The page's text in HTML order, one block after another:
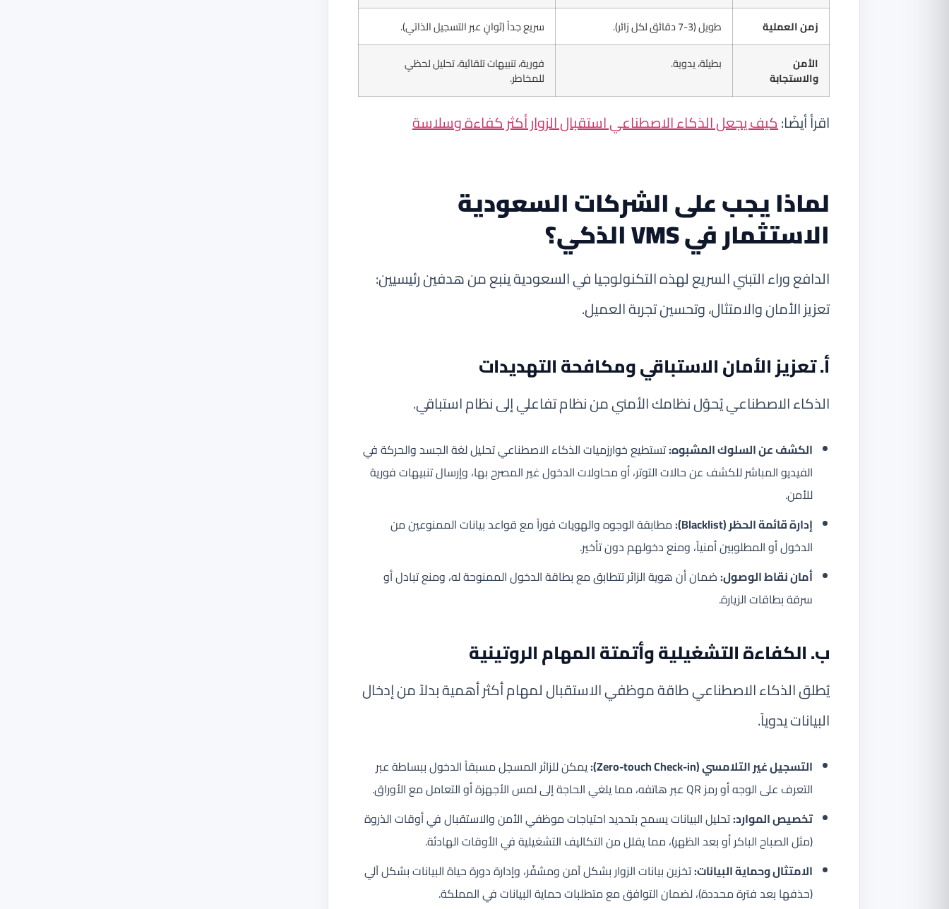
زمن العملية طويل (3-7 دقائق لكل زائر).
سريع جداً (ثوانٍ عبر التسجيل الذاتي).
الأمن
والاستجابة
بطيئة، يدوية. فورية، تنبيهات تلقائية، تحليل لحظي
للمخاطر.
اقرأ أيضًا:كيف يجعل الذكاء الاصطناعي استقبال الزوار أكثر كفاءة وسلاسة
لماذا يجب على الشركات السعودية
الاستثمار في VMS الذكي؟
الدافع وراء التبني السريع لهذه التكنولوجيا في السعودية ينبع من هدفين رئيسيين:
تعزيز الأمان والامتثال، وتحسين تجربة العميل.
أ. تعزيز الأمان الاستباقي ومكافحة التهديدات
الذكاء الاصطناعي يُحوّل نظامك الأمني من نظام تفاعلي إلى نظام استباقي.
الكشف عن السلوك المشبوه:تستطيع خوارزميات الذكاء الاصطناعي تحليل لغة الجسد والحركة في
الفيديو المباشر للكشف عن حالات التوتر، أو محاولات الدخول غير المصرح بها، وإرسال تنبيهات فورية
للأمن.
إدارة قائمة الحظر (Blacklist):
مطابقة الوجوه والهويات فوراً مع قواعد بيانات الممنوعين من
الدخول أو المطلوبين أمنياً، ومنع دخولهم دون تأخير.
أمان نقاط الوصول:ضمان أن هوية الزائر تتطابق مع بطاقة الدخول الممنوحة له، ومنع تبادل أو
سرقة بطاقات الزيارة.
ب. الكفاءة التشغيلية وأتمتة المهام الروتينية
يُطلق الذكاء الاصطناعي طاقة موظفي الاستقبال لمهام أكثر أهمية بدلاً من إدخال
البيانات يدوياً.
التسجيل غير التلامسي (Zero-touch Check-in):
يمكن للزائر المسجل مسبقاً الدخول ببساطة عبر
التعرف على الوجه أو رمز QR عبر هاتفه، مما يلغي الحاجة إلى لمس الأجهزة أو التعامل مع الأوراق.
تخصيص الموارد:تحليل البيانات يسمح بتحديد احتياجات موظفي الأمن والاستقبال في أوقات الذروة
(مثل الصباح الباكر أو بعد الظهر)، مما يقلل من التكاليف التشغيلية في الأوقات الهادئة.
الامتثال وحماية البيانات:تخزين بيانات الزوار بشكل آمن ومشفّر، وإدارة دورة حياة البيانات بشكل آلي
(حذفها بعد فترة محددة)، لضمان التوافق مع متطلبات حماية البيانات في المملكة.